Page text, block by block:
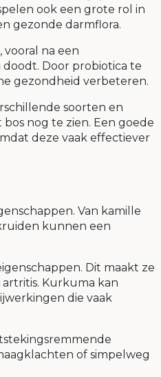
ook een grote rol in
gezonde darmflora.
na een
Door probiotica te
gezondheid verbeteren.
soorten en
nog te zien. Een goede
deze vaak effectiever
Van kamille
kunnen een
Dit maakt ze
Kurkuma kan
die vaak
of simpelweg